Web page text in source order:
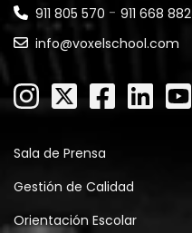
911 805 570 - 911 668 882
info@voxelschool.com
Sala de Prensa
Gestión de Calidad
Orientación Escolar